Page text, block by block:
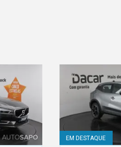
EM DESTAQUE